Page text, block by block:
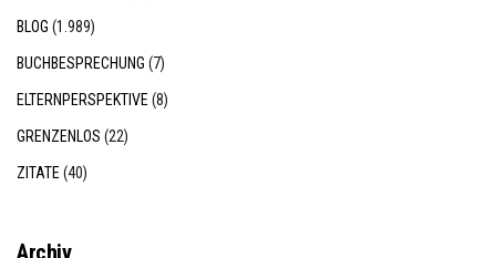
BLOG (1.989)
BUCHBESPRECHUNG (7)
ELTERNPERSPEKTIVE (8)
GRENZENLOS (22)
ZITATE (40)
Archiv